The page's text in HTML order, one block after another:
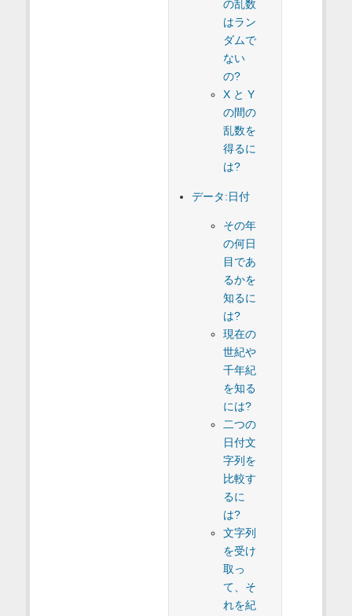
の乱数
はラン
ダムで
ない
の?
X と Y
の間の
乱数を
得るに
は?
データ:日付
その年
の何日
目であ
るかを
知るに
は?
現在の
世紀や
千年紀
を知る
には?
二つの
日付文
字列を
比較す
るに
は?
文字列
を受け
取っ
て、そ
れを紀